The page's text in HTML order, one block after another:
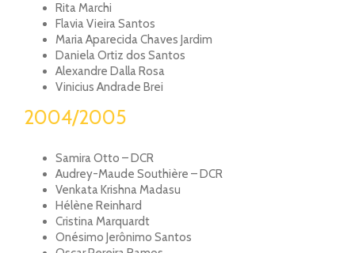
Rita Marchi
Flavia Vieira Santos
Maria Aparecida Chaves Jardim
Daniela Ortiz dos Santos
Alexandre Dalla Rosa
Vinicius Andrade Brei
2004/2005
Samira Otto – DCR
Audrey-Maude Southière – DCR
Venkata Krishna Madasu
Hélène Reinhard
Cristina Marquardt
Onésimo Jerônimo Santos